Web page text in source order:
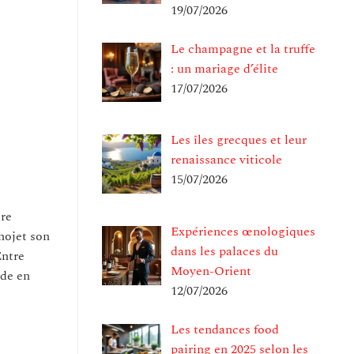
son
en
19/07/2026
Le champagne et la truffe
: un mariage d’élite
17/07/2026
Les îles grecques et leur
renaissance viticole
15/07/2026
Expériences œnologiques
dans les palaces du
Moyen-Orient
12/07/2026
Les tendances food
pairing en 2025 selon les